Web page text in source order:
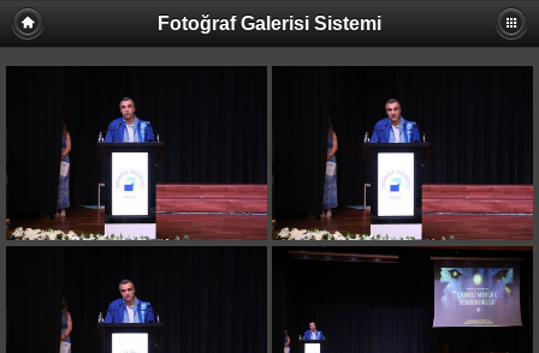
Fotoğraf Galerisi Sistemi